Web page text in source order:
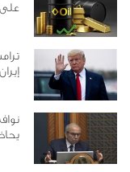
على